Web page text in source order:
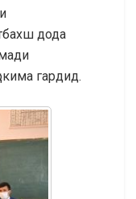
дода
гардид.